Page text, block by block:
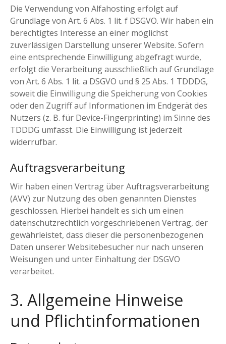
Die Verwendung von Alfahosting erfolgt auf
Grundlage von Art. 6 Abs. 1 lit. f DSGVO. Wir haben ein
berechtigtes Interesse an einer möglichst
zuverlässigen Darstellung unserer Website. Sofern
eine entsprechende Einwilligung abgefragt wurde,
erfolgt die Verarbeitung ausschließlich auf Grundlage
von Art. 6 Abs. 1 lit. a DSGVO und § 25 Abs. 1 TDDDG,
soweit die Einwilligung die Speicherung von Cookies
oder den Zugriff auf Informationen im Endgerät des
Nutzers (z. B. für Device-Fingerprinting) im Sinne des
TDDDG umfasst. Die Einwilligung ist jederzeit
widerrufbar.
Auftragsverarbeitung
Wir haben einen Vertrag über Auftragsverarbeitung
(AVV) zur Nutzung des oben genannten Dienstes
geschlossen. Hierbei handelt es sich um einen
datenschutzrechtlich vorgeschriebenen Vertrag, der
gewährleistet, dass dieser die personenbezogenen
Daten unserer Websitebesucher nur nach unseren
Weisungen und unter Einhaltung der DSGVO
verarbeitet.
3. Allgemeine Hinweise
und Pflicht­informationen